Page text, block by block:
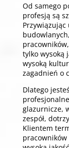
Od samego
profesją są
Przywiązując
tylko wysoką
wysoką
zagadnień o
Dlatego
glazurnicze,
zespół,
Klientem
pracowników